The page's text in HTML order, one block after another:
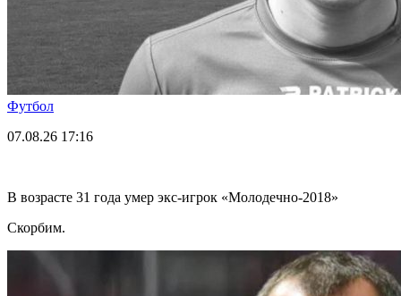
Футбол
07.08.26 17:16
В возрасте 31 года умер экс-игрок «Молодечно-2018»
Скорбим.